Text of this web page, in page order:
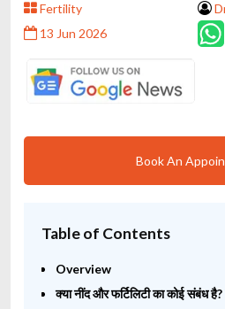
Fertility
13 Jun 2026
Book An
Table of Contents
Overview
क्या नींद और फर्टिलिटी का कोई संबंध